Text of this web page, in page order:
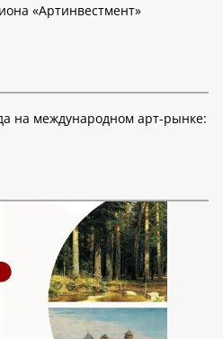
«Артинвестмент»
на международном арт-рынке: